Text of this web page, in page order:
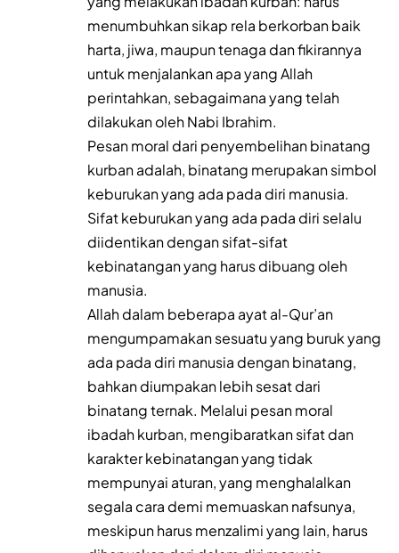
menumbuhkan sikap rela berkorban baik
harta, jiwa, maupun tenaga dan fikirannya
untuk menjalankan apa yang Allah
perintahkan, sebagaimana yang telah
dilakukan oleh Nabi Ibrahim.
Pesan moral dari penyembelihan binatang
kurban adalah, binatang merupakan simbol
keburukan yang ada pada diri manusia.
Sifat keburukan yang ada pada diri selalu
diidentikan dengan sifat-sifat
kebinatangan yang harus dibuang oleh
manusia.
Allah dalam beberapa ayat al-Qur’an
mengumpamakan sesuatu yang buruk yang
ada pada diri manusia dengan binatang,
bahkan diumpakan lebih sesat dari
binatang ternak. Melalui pesan moral
ibadah kurban, mengibaratkan sifat dan
karakter kebinatangan yang tidak
mempunyai aturan, yang menghalalkan
segala cara demi memuaskan nafsunya,
meskipun harus menzalimi yang lain, harus